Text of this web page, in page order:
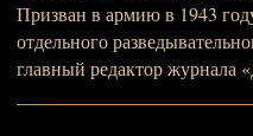
Призван в армию в 1943
отдельного
главный редактор журнала